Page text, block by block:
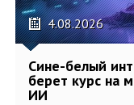
4.08.2026
Сине-белый
берет курс на
ИИ